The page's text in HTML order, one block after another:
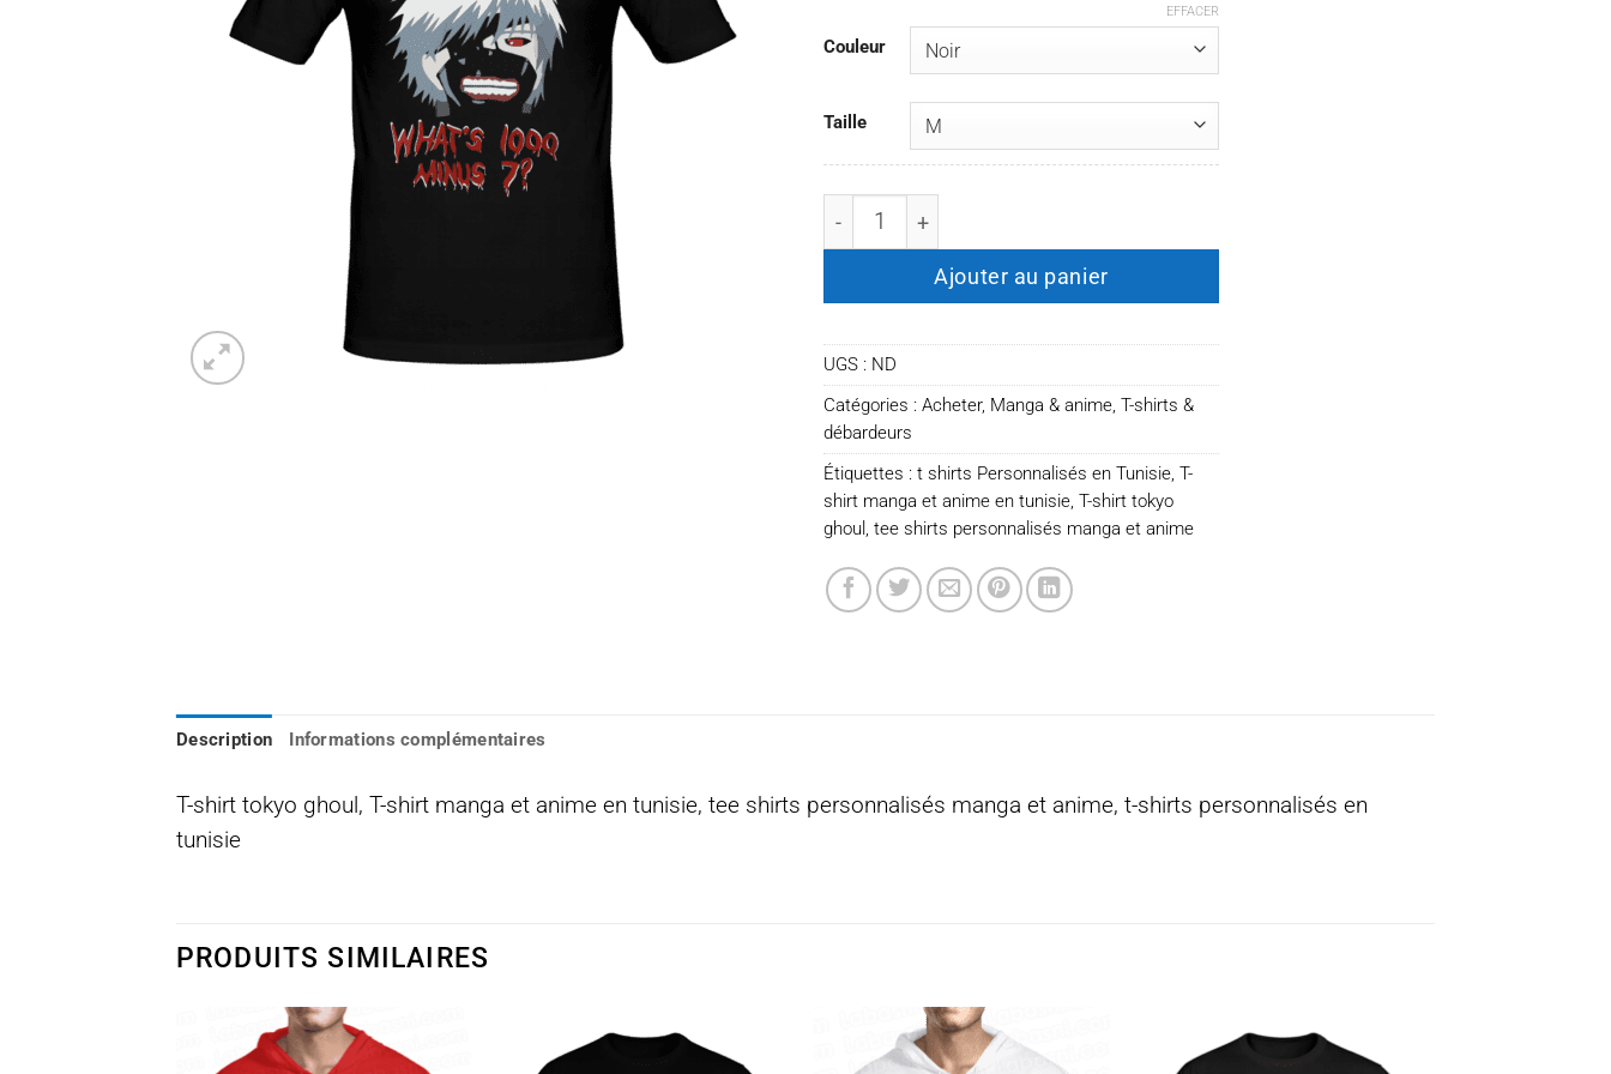
Couleur
Taille
EFFACER
quantité de T-shirt tokyo ghoul
Ajouter au panier
UGS : ND
Catégories : Acheter, Manga & anime, T-shirts &
débardeurs
Étiquettes : t shirts Personnalisés en Tunisie, T-
shirt manga et anime en tunisie, T-shirt tokyo
ghoul , tee shirts personnalisés manga et anime
Description Informations complémentaires
T-shirt tokyo ghoul, T-shirt manga et anime en tunisie, tee shirts personnalisés manga et anime, t-shirts personnalisés en
tunisie
PRODUITS SIMILAIRES